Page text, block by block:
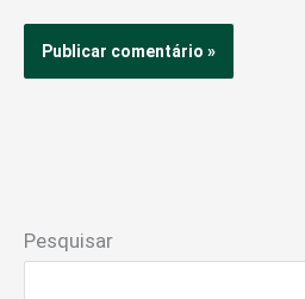
Pesquisar